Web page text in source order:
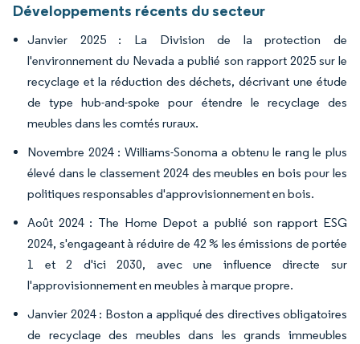
Développements récents du secteur
Janvier 2025 : La Division de la protection de
l'environnement du Nevada a publié son rapport 2025 sur le
recyclage et la réduction des déchets, décrivant une étude
de type hub-and-spoke pour étendre le recyclage des
meubles dans les comtés ruraux.
Novembre 2024 : Williams-Sonoma a obtenu le rang le plus
élevé dans le classement 2024 des meubles en bois pour les
politiques responsables d'approvisionnement en bois.
Août 2024 : The Home Depot a publié son rapport ESG
2024, s'engageant à réduire de 42 % les émissions de portée
1 et 2 d'ici 2030, avec une influence directe sur
l'approvisionnement en meubles à marque propre.
Janvier 2024 : Boston a appliqué des directives obligatoires
de recyclage des meubles dans les grands immeubles